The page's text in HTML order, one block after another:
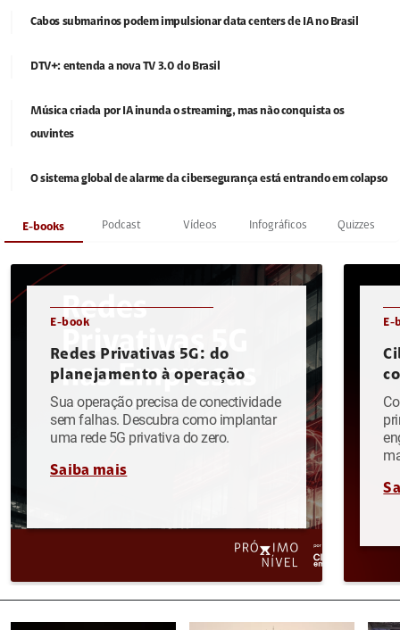
Cabos submarinos podem impulsionar data centers de IA no Brasil
DTV+: entenda a nova TV 3.0 do Brasil
Música criada por IA inunda o streaming, mas não conquista os
ouvintes
O sistema global de alarme da cibersegurança está entrando em colapso
E-books Podcast Vídeos Infográficos Quizzes
E-book
Redes Privativas 5G: do
planejamento à operação
Sua operação precisa de conectividade
sem falhas. Descubra como implantar
uma rede 5G privativa do zero.
Saiba mais
E-